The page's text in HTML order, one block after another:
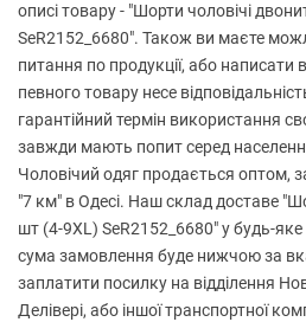
описі товару - "Шорти чоловічі
SeR2152_6680". Також ви маєте
питання по продукції, або написати
певного товару несе
гарантійний термін використання
завжди мають попит серед
Чоловічий одяг продається оптом,
"7 км" в Одесі. Наш склад доставе
шт (4-9XL) SeR2152_6680" у будь-
сума замовлення буде нижчою за
заплатити посилку на відділення
Делівері, або іншої транспортної